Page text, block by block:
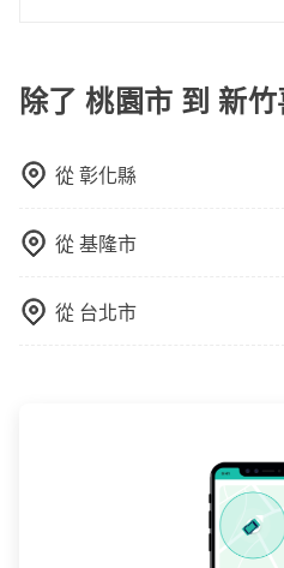
用，不會像其他業者那樣收取
前往的地點屬於高海拔山區等
詢到具體的費用。
除了 桃園市 到 新
從彰化縣
從基隆市
從 台北市